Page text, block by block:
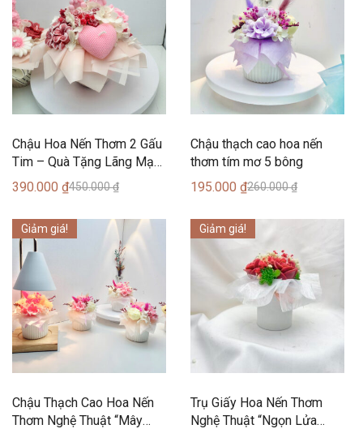
Chậu Hoa Nến Thơm 2 Gấu
Tim – Quà Tặng Lãng Mạn
Tình Yêu
450.000₫
390.000 ₫
Chậu thạch cao hoa nến
thơm tím mơ 5 bông
260.000₫
195.000₫
Giảm giá!
Chậu Thạch Cao Hoa Nến
Thơm Nghệ Thuật “Mây
Giảm giá!
Trụ Giấy Hoa Nến Thơm
Nghệ Thuật “Ngọn Lửa